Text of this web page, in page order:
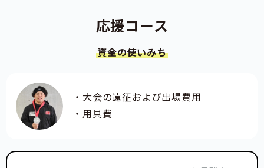
応援コース
資金の使いみち
・大会の遠征および出場費用
・用具費